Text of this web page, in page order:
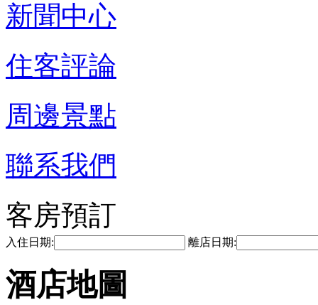
新聞中心
住客評論
周邊景點
聯系我們
客房預訂
入住日期: 離店日期:
酒店地圖